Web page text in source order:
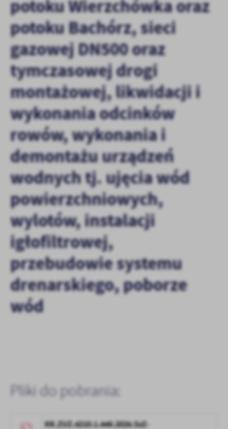
Firmy te działają w charakterze pośredników prezentujących nasze
treści w postaci wiadomości, ofert, komunikatów mediów
społecznościowych.
potoku Wierzchówka oraz
potoku Bachórz, sieci
gazowej DN500 oraz
tymczasowej drogi
montażowej, likwidacji i
wykonania odcinków
rowów, wykonania i
demontażu urządzeń
wodnych tj. ujęcia wód
powierzchniowych,
wylotów, instalacji
igłofiltrowej,
przebudowie systemu
drenarskiego, poborze
wód
Pliki do pobrania:
KK.ZUZ.4210.1.448.2026.SzZ-